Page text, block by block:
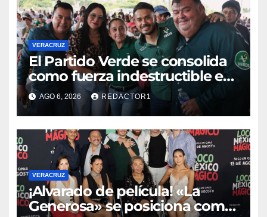
VERACRUZ
​El Partido Verde se consolida
como fuerza indestructible en
la zona norte de Veracruz
AGO 6, 2026 REDACTOR1
VERACRUZ
¡Alvarado de película! «La
Generosa» se posiciona como